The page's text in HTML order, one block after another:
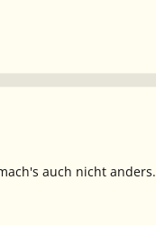
auch nicht anders.